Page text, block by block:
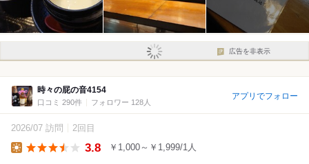
広告を非表示
時々の屁の音4154
口コミ 290件 フォロワー 128人
アプリでフォロー
2026/07 訪問 2回目
3.8 ￥1,000～￥1,999/1人